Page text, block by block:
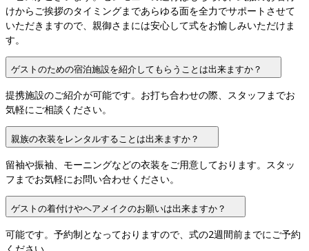
けからご挨拶のタイミングまであらゆる面を全力でサポートさせて
いただきますので、親御さまには安心して式をお愉しみいただけま
す。
ゲストのための宿泊施設を紹介してもらうことは出来ますか？
提携施設のご紹介が可能です。お打ち合わせの際、スタッフまでお
気軽にご相談ください。
親族の衣装をレンタルすることは出来ますか？
留袖や振袖、モーニングなどの衣装をご用意しております。スタッ
フまでお気軽にお問い合わせください。
ゲストの着付けやヘアメイクのお願いは出来ますか？
可能です。予約制となっておりますので、式の2週間前までにご予約